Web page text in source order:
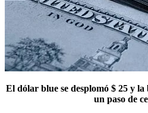
El dólar blue se desplomó $ 25 y
un paso de